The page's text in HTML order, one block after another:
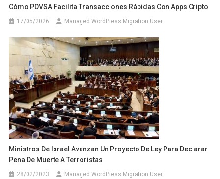
Cómo PDVSA Facilita Transacciones Rápidas Con Apps Cripto
17/05/2026 Managed WordPress Migration User
Ministros De Israel Avanzan Un Proyecto De Ley Para Declarar
Pena De Muerte A Terroristas
28/02/2023 Managed WordPress Migration User